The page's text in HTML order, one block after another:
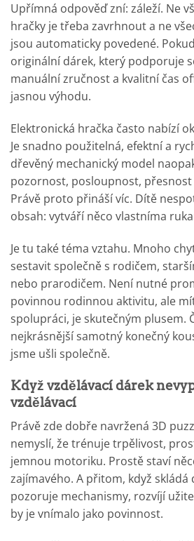
Upřímná odpověď zní: záleží. Ne
hračky je třeba zavrhnout a ne
jsou automaticky povedené.
originální dárek, který podporuje
manuální zručnost a kvalitní čas
jasnou výhodu.
Elektronická hračka často nabízí
Je snadno použitelná, efektní a
dřevěný mechanický model
pozornost, posloupnost,
Právě proto přináší víc. Dítě
obsah: vytváří něco vlastníma
Je tu také téma vztahu. Mnoho
sestavit společně s rodičem,
nebo prarodičem. Není nutné
povinnou rodinnou aktivitu, ale
spolupráci, je skutečným plusem.
nejkrásnější samotný konečný
jsme ušli společně.
Když vzdělávací dárek
vzdělávací
Právě zde dobře navržená 3D
nemyslí, že trénuje trpělivost,
jemnou motoriku. Prostě staví
zajímavého. A přitom, když skládá
pozoruje mechanismy, rozvíjí
by je vnímalo jako povinnost.